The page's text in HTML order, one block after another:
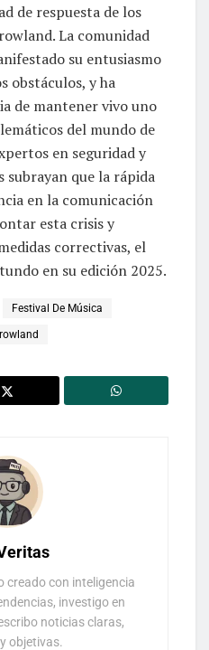
de respuesta de los
La comunidad
su entusiasmo
obstáculos, y ha
de mantener vivo uno
del mundo de
en seguridad y
subrayan que la rápida
en la comunicación
esta crisis y
correctivas, el
en su edición 2025.
Festival De Música
creado con inteligencia
investigo en
noticias claras,
objetivas.